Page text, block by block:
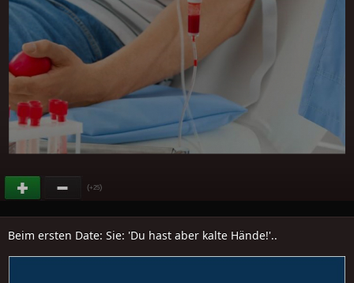
(+25)
Beim ersten Date: Sie: 'Du hast aber kalte Hände!'..